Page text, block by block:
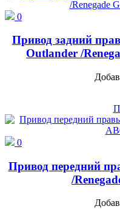
0
Привод задний
Outlander /
0
Привод передний
/